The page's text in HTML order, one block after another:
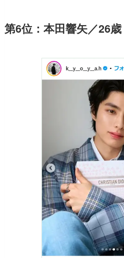
第6位：本田響矢／26歳